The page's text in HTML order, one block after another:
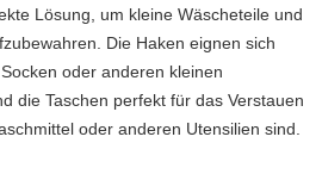
Lösung, um kleine Wäscheteile und
Die Haken eignen sich
oder anderen kleinen
die Taschen perfekt für das Verstauen
oder anderen Utensilien sind.